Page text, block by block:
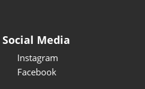
Social Media
Instagram
Facebook